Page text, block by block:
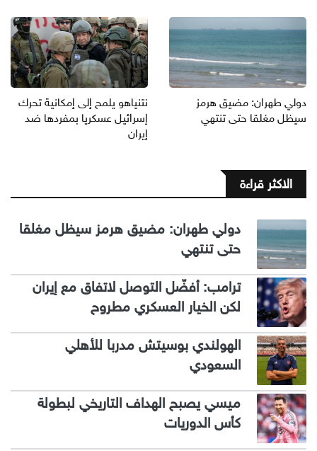
دولي طهران: مضيق هرمز
سيظل مغلقا حتى تنتهي
نتنياهو يلمح إلى إمكانية تحرك
إسرائيل عسكريا بمفردها ضد
إيران
الاكثر قراءة
دولي طهران: مضيق هرمز سيظل مغلقا
حتى تنتهي
ترامب: أفضّل التوصل لاتفاق مع إيران
لكن الخيار العسكري مطروح
الهولندي بوسيتش مدربا للأهلي
السعودي
ميسي يصبح الهداف التاريخي لبطولة
كأس الدوريات